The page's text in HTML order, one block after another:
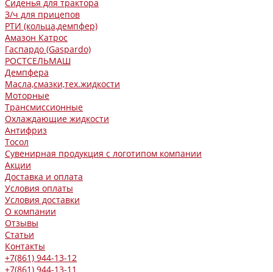
Сиденья для трактора
З/ч для прицепов
РТИ (кольца,демпфер)
Амазон Катрос
Гаспардо (Gaspardo)
РОСТСЕЛЬМАШ
Демпфера
Масла,смазки,тех.жидкости
Моторные
Трансмиссионные
Охлаждающие жидкости
Антифриз
Тосол
Сувенирная продукция с логотипом компании
Акции
Доставка и оплата
Условия оплаты
Условия доставки
О компании
Отзывы
Статьи
Контакты
+7(861) 944-13-12
+7(861) 944-13-11